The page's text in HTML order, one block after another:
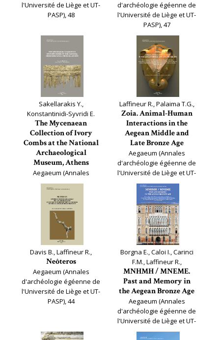
l'Université de Liège et UT-
PASP), 48
d'archéologie égéenne de
l'Université de Liège et UT-
PASP), 47
Sakellarakis Y.,
Konstantinidi-Syvridi E.
The Mycenaean
Collection of Ivory
Combs at the National
Archaeological
Museum, Athens
Aegaeum (Annales
d'archéologie égéenne de
l'Université de Liège et UT-
PASP), 46
Laffineur R., Palaima T.G.,
Zoia. Animal-Human
Interactions in the
Aegean Middle and
Late Bronze Age
Aegaeum (Annales
d'archéologie égéenne de
l'Université de Liège et UT-
PASP), 45
Davis B., Laffineur R.,
Neôteros
Aegaeum (Annales
d'archéologie égéenne de
l'Université de Liège et UT-
PASP), 44
Borgna E., Caloi I., Carinci
F.M., Laffineur R.,
MNHMH / MNEME.
Past and Memory in
the Aegean Bronze Age
Aegaeum (Annales
d'archéologie égéenne de
l'Université de Liège et UT-
PASP), 43